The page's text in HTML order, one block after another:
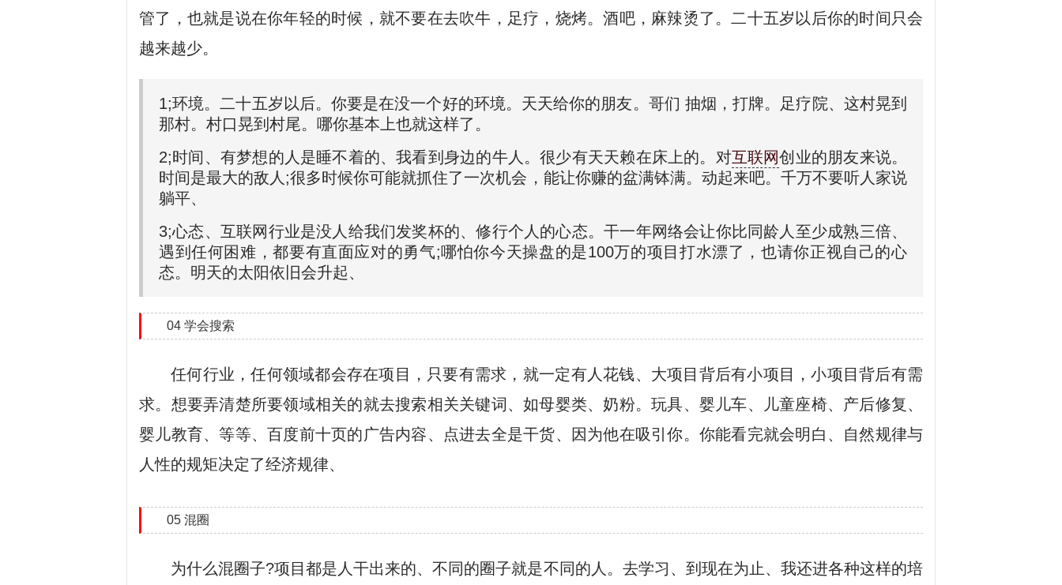
管了，也就是说在你年轻的时候，就不要在去吹牛，足疗，烧烤。酒吧，麻辣烫了。二十五岁以后你的时间只会
越来越少。
1;环境。二十五岁以后。你要是在没一个好的环境。天天给你的朋友。哥们 抽烟，打牌。足疗院、这村晃到
那村。村口晃到村尾。哪你基本上也就这样了。
2;时间、有梦想的人是睡不着的、我看到身边的牛人。很少有天天赖在床上的。对互联网创业的朋友来说。
时间是最大的敌人;很多时候你可能就抓住了一次机会，能让你赚的盆满钵满。动起来吧。千万不要听人家说
躺平、
3;心态、互联网行业是没人给我们发奖杯的、修行个人的心态。干一年网络会让你比同龄人至少成熟三倍、
遇到任何困难，都要有直面应对的勇气;哪怕你今天操盘的是100万的项目打水漂了，也请你正视自己的心
态。明天的太阳依旧会升起、
04 学会搜索
任何行业，任何领域都会存在项目，只要有需求，就一定有人花钱、大项目背后有小项目，小项目背后有需
求。想要弄清楚所要领域相关的就去搜索相关关键词、如母婴类、奶粉。玩具、婴儿车、儿童座椅、产后修复、
婴儿教育、等等、百度前十页的广告内容、点进去全是干货、因为他在吸引你。你能看完就会明白、自然规律与
人性的规矩决定了经济规律、
05 混圈
为什么混圈子?项目都是人干出来的、不同的圈子就是不同的人。去学习、到现在为止、我还进各种这样的培